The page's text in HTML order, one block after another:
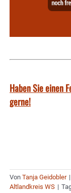
Haben Sie einen
gerne!
Von Tanja Geidobler |
Altlandkreis WS |